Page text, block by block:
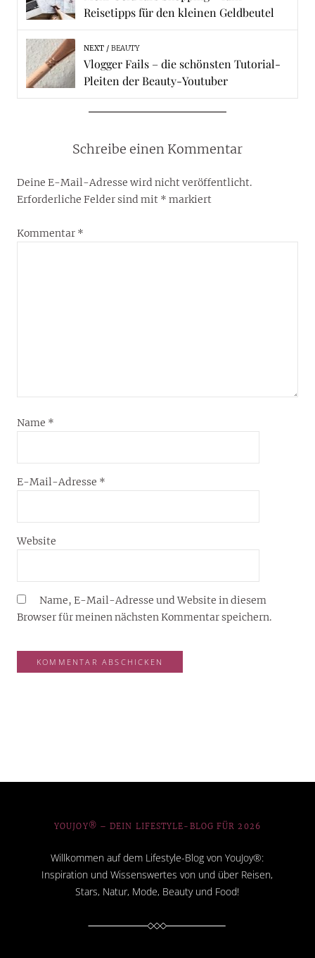
Reisetipps für den kleinen Geldbeutel
NEXT BEAUTY
Vlogger Fails – die schönsten Tutorial-
Pleiten der Beauty-Youtuber
Schreibe einen Kommentar
Deine E-Mail-Adresse wird nicht veröffentlicht.
Erforderliche Felder sind mit * markiert
Kommentar *
Name *
E-Mail-Adresse *
Website
Name, E-Mail-Adresse und Website in diesem
Browser für meinen nächsten Kommentar speichern.
YOUJOY® – DEIN LIFESTYLE-BLOG FÜR 2026
Willkommen auf dem Lifestyle-Blog von YouJoy®:
Inspiration und Wissenswertes von und über Reisen,
Stars, Natur, Mode, Beauty und Food!